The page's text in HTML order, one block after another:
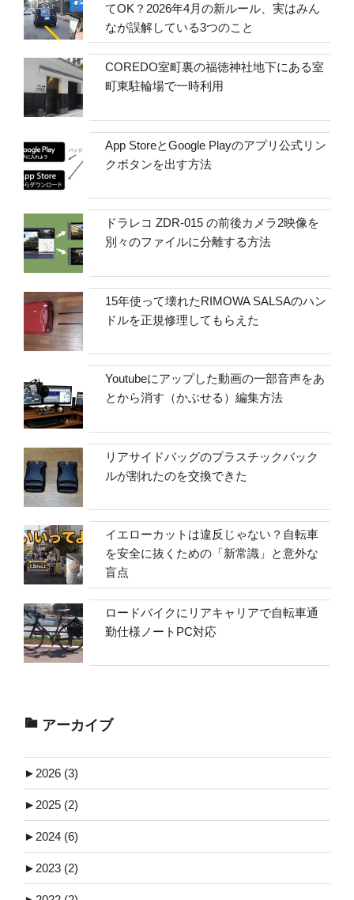
てOK？2026年4月の新ルール、実はみん
なが誤解している3つのこと
COREDO室町裏の福徳神社地下にある室
町東駐輪場で一時利用
App StoreとGoogle Playのアプリ公式リン
クボタンを出す方法
ドラレコ ZDR-015 の前後カメラ2映像を
別々のファイルに分離する方法
15年使って壊れたRIMOWA SALSAのハン
ドルを正規修理してもらえた
Youtubeにアップした動画の一部音声をあ
とから消す（かぶせる）編集方法
リアサイドバッグのプラスチックバック
ルが割れたのを交換できた
イエローカットは違反じゃない？自転車
を安全に抜くための「新常識」と意外な
盲点
ロードバイクにリアキャリアで自転車通
勤仕様ノートPC対応
アーカイブ
► 2026 (3)
► 2025 (2)
► 2024 (6)
► 2023 (2)